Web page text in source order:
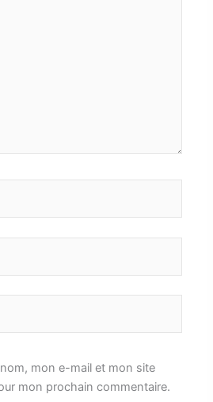
mon e-mail et mon site
mon prochain commentaire.